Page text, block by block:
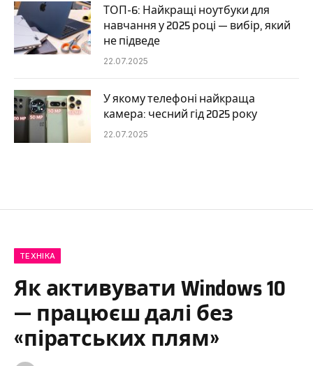
ТОП-6: Найкращі ноутбуки для
навчання у 2025 році — вибір, який
не підведе
22.07.2025
У якому телефоні найкраща
камера: чесний гід 2025 року
22.07.2025
ТЕХНІКА
Як активувати Windows 10
— працюєш далі без
«піратських плям»